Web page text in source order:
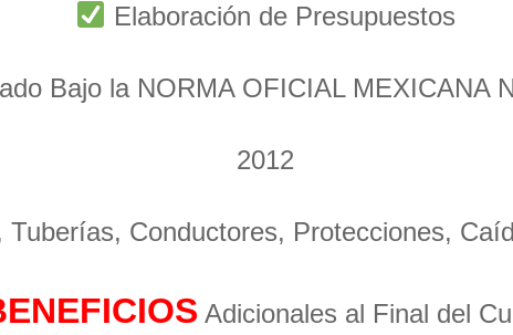
Elaboración de Presupuestos
Bajo la NORMA OFICIAL MEXICANA
2012
Tuberías, Conductores, Protecciones,
Adicionales al Final del